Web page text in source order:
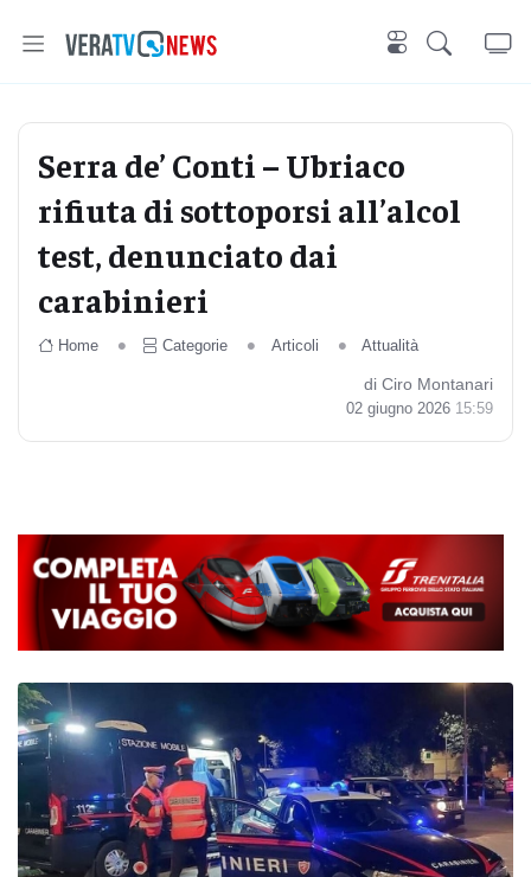
Serra de’ Conti – Ubriaco
rifiuta di sottoporsi all’alcol
test, denunciato dai
carabinieri
Home Categorie Articoli Attualità
di Ciro Montanari
02 giugno 2026 15:59